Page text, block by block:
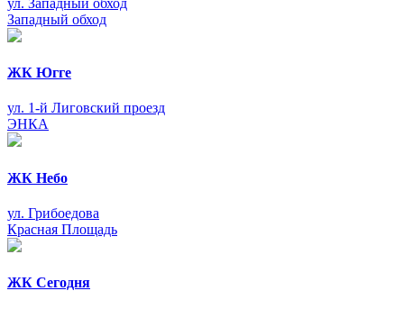
Западный обход
ЖК Югге
ул. 1-й Лиговский проезд
ЭНКА
ЖК Небо
ул. Грибоедова
Красная Площадь
ЖК Сегодня